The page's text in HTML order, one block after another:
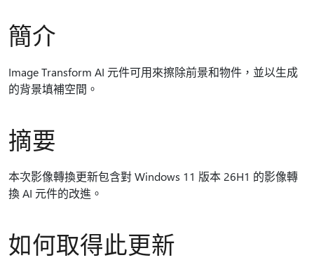
簡介
Image Transform AI 元件可用來擦除前景和物件，並以生成
的背景填補空間。
摘要
本次影像轉換更新包含對 Windows 11 版本 26H1 的影像轉
換 AI 元件的改進。
如何取得此更新